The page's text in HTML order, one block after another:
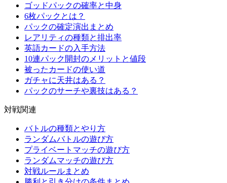
ゴッドパックの確率と中身
6枚パックとは？
パックの確定演出まとめ
レアリティの種類と排出率
英語カードの入手方法
10連パック開封のメリットと値段
被ったカードの使い道
ガチャに天井はある？
パックのサーチや裏技はある？
対戦関連
バトルの種類とやり方
ランダムバトルの遊び方
プライベートマッチの遊び方
ランダムマッチの遊び方
対戦ルールまとめ